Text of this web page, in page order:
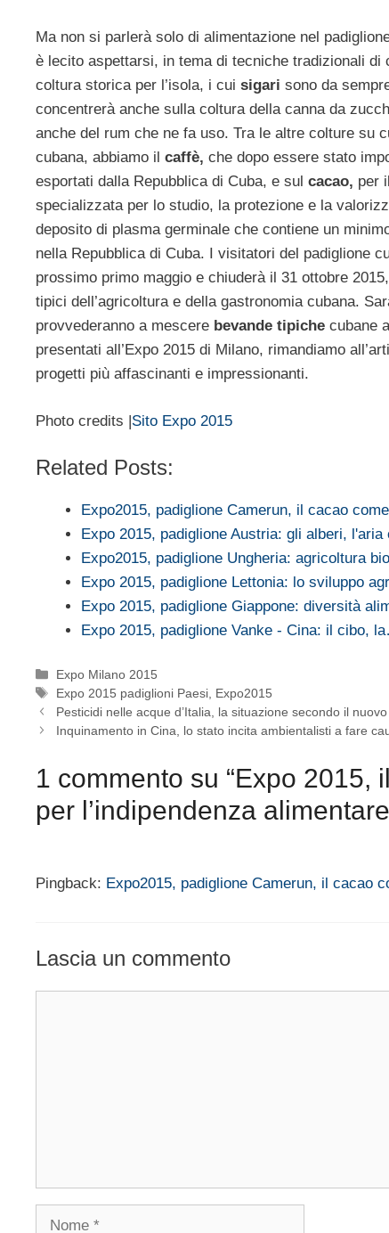
Ma non si parlerà solo di alimentazione nel
è lecito aspettarsi, in tema di tecniche tradizionali di
coltura storica per l’isola, i cui sigari sono da
concentrerà anche sulla coltura della canna da
anche del rum che ne fa uso. Tra le altre colture su
cubana, abbiamo il caffè, che dopo essere stato
esportati dalla Repubblica di Cuba, e sul cacao, per
specializzata per lo studio, la protezione e la
deposito di plasma germinale che contiene un
nella Repubblica di Cuba. I visitatori del padiglione
prossimo primo maggio e chiuderà il 31 ottobre
tipici dell’agricoltura e della gastronomia cubana.
provvederanno a mescere bevande tipiche cubane
presentati all’Expo 2015 di Milano, rimandiamo
progetti più affascinanti e impressionanti.
Photo credits |Sito Expo 2015
Related Posts:
Expo2015, padiglione Camerun, il cacao
Expo 2015, padiglione Austria: gli alberi, l'aria
Expo2015, padiglione Ungheria: agricoltura
Expo 2015, padiglione Lettonia: lo sviluppo
Expo 2015, padiglione Giappone: diversità
Expo 2015, padiglione Vanke - Cina: il cibo,
Categorie
Expo Milano 2015
Tag
Expo 2015 padiglioni Paesi Expo2015
Pesticidi nelle acque d’Italia, la situazione secondo il
Inquinamento in Cina, lo stato incita ambientalisti a fare
1 commento su “Expo
per l’indipendenza
Pingback: Expo2015, padiglione Camerun, il cacao
Lascia un commento